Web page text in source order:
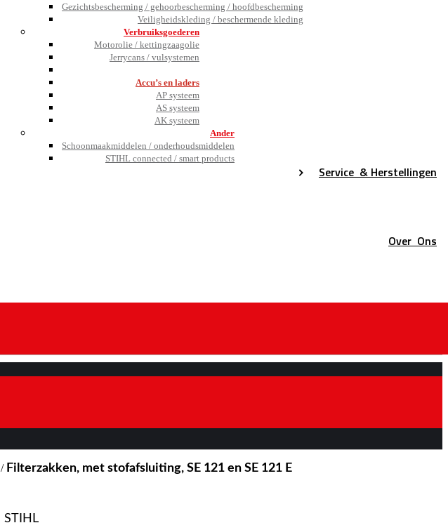
Gezichtsbescherming / gehoorbescherming / hoofdbescherming
Veiligheidskleding / beschermende kleding
Verbruiksgoederen
Motorolie / kettingzaagolie
Jerrycans / vulsystemen
Accu’s en laders
AP systeem
AS systeem
AK systeem
Ander
Schoonmaakmiddelen / onderhoudsmiddelen
STIHL connected / smart products
Service & Herstellingen
Over Ons
/ Filterzakken, met stofafsluiting, SE 121 en SE 121 E
STIHL